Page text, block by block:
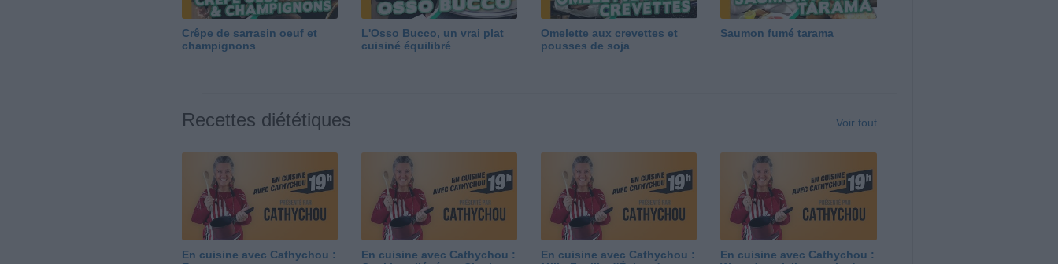
Crêpe de sarrasin oeuf et
champignons
L'Osso Bucco, un vrai plat
cuisiné équilibré
Omelette aux crevettes et
pousses de soja
Saumon fumé tarama
Recettes diététiques Voir tout
En cuisine avec Cathychou :
En cuisine avec Cathychou :
En cuisine avec Cathychou :
En cuisine avec Cathychou :